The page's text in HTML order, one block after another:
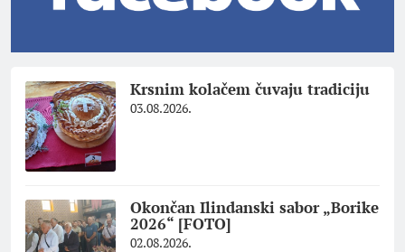
Krsnim kolačem čuvaju tradiciju
03.08.2026.
Okončan Ilindanski sabor „Borike
2026“ [FOTO]
02.08.2026.